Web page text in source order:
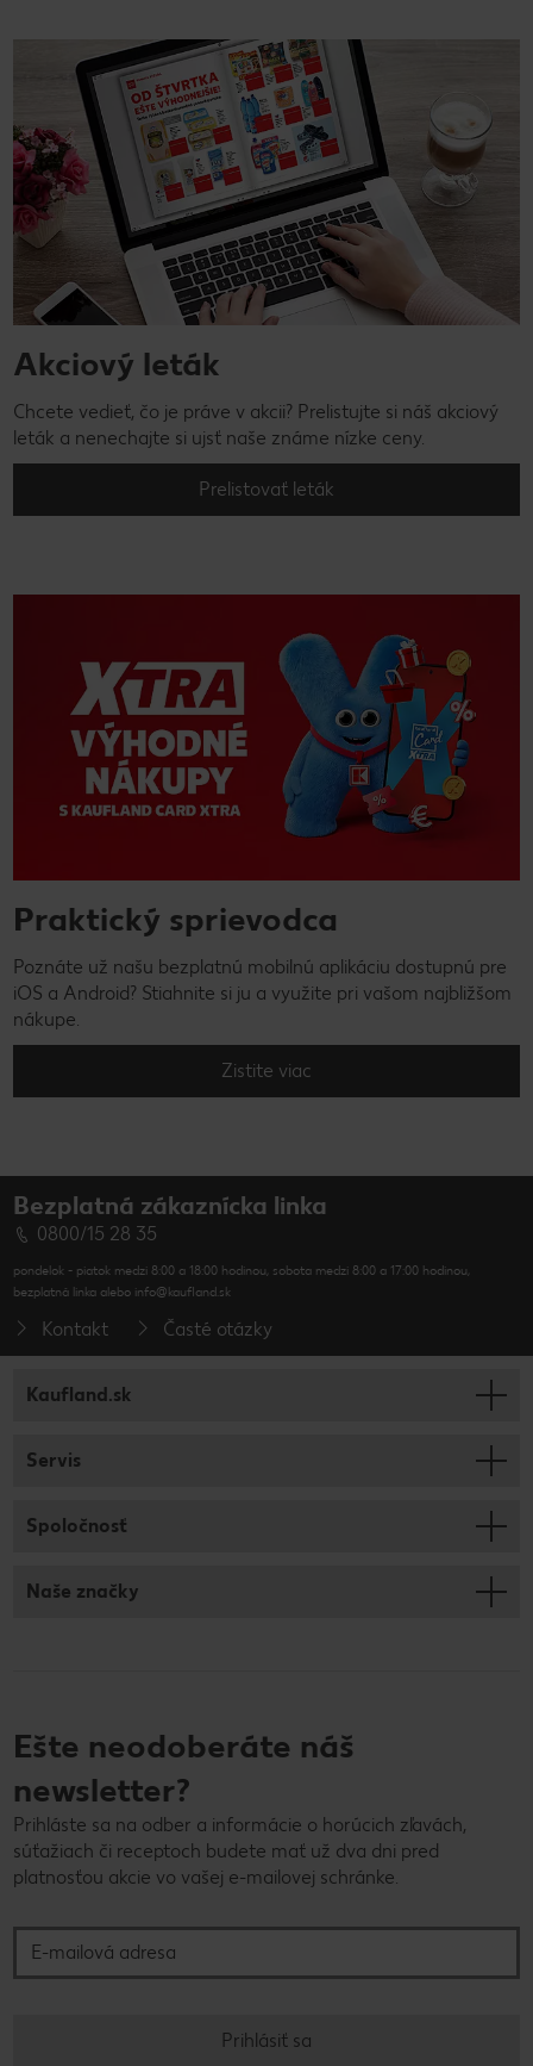
Akciový leták
Chcete vedieť, čo je práve v akcii? Prelistujte si náš akciový
leták a nenechajte si ujsť naše známe nízke ceny.
Prelistovať leták
Praktický sprievodca
Poznáte už našu bezplatnú mobilnú aplikáciu dostupnú pre
iOS a Android? Stiahnite si ju a využite pri vašom najbližšom
nákupe.
Zistite viac
Bezplatná zákaznícka linka
0800/15 28 35
pondelok - piatok medzi 8:00 a 18:00 hodinou, sobota medzi 8:00 a 17:00 hodinou,
bezplatná linka alebo info@kaufland.sk
Kontakt Časté otázky
Kaufland.sk
Servis
Spoločnosť
Naše značky
Ešte neodoberáte náš
newsletter?
Prihláste sa na odber a informácie o horúcich zľavách,
súťažiach či receptoch budete mať už dva dni pred
platnosťou akcie vo vašej e-mailovej schránke.
Prihlásiť sa